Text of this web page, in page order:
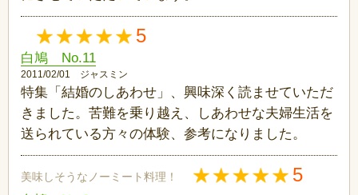
5
白鳩 No.11
2011/02/01 ジャスミン
特集「結婚のしあわせ」、興味深く読ませていただ
きました。苦難を乗り越え、しあわせな夫婦生活を
送られている方々の体験、参考になりました。
美味しそうなノーミート料理！ 5